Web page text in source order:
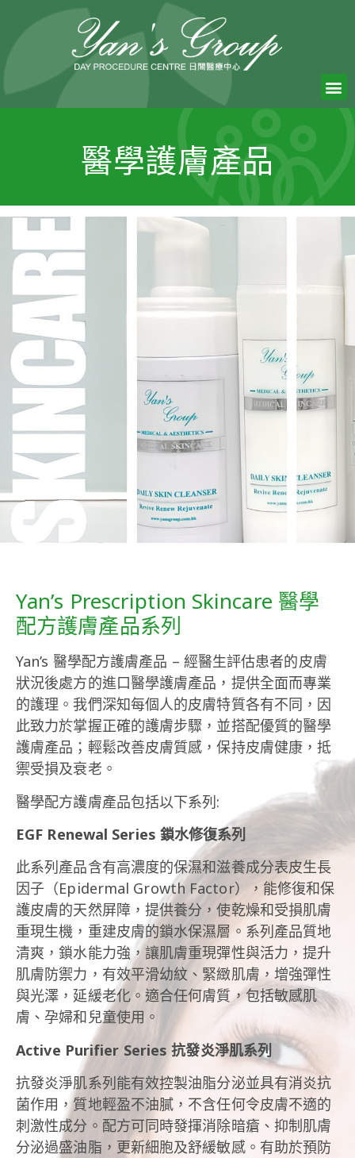
醫學護膚產品
Yan’s Prescription Skincare 醫學
配方護膚產品系列
Yan’s 醫學配方護膚產品 – 經醫生評估患者的皮膚
狀況後處方的進口醫學護膚產品，提供全面而專業
的護理。我們深知每個人的皮膚特質各有不同，因
此致力於掌握正確的護膚步驟，並搭配優質的醫學
護膚產品；輕鬆改善皮膚質感，保持皮膚健康，抵
禦受損及衰老。
醫學配方護膚產品包括以下系列:
EGF Renewal Series 鎖水修復系列
此系列產品含有高濃度的保濕和滋養成分表皮生長
因子（Epidermal Growth Factor），能修復和保
護皮膚的天然屏障，提供養分，使乾燥和受損肌膚
重現生機，重建皮膚的鎖水保濕層。 系列產品質地
清爽，鎖水能力強，讓肌膚重現彈性與活力，提升
肌膚防禦力，有效平滑幼紋、緊緻肌膚，增強彈性
與光澤，延緩老化。 適合任何膚質，包括敏感肌
膚、孕婦和兒童使用。
Active Purifier Series 抗發炎淨肌系列
抗發炎淨肌系列能有效控製油脂分泌並具有消炎抗
菌作用，質地輕盈不油膩，不含任何令皮膚不適的
刺激性成分。 配方可同時發揮消除暗瘡、抑制肌膚
分泌過盛油脂，更新細胞及舒緩敏感。 有助於預防